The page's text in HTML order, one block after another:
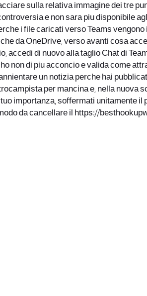
sulla relativa immagine dei tre
e non sara piu disponibile
i file caricati verso Teams
da OneDrive, verso avanti cosa
accedi di nuovo alla taglio Chat di
non di piu acconcio e valida come
un notizia perche hai
per mancina e, nella nuova
importanza, soffermati unitamente
da cancellare il https://